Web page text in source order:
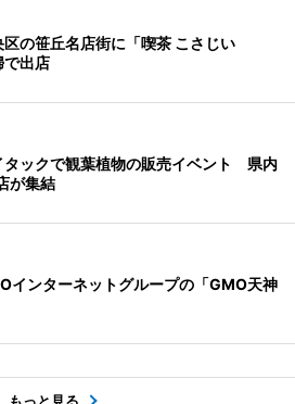
の笹丘名店街に「喫茶 こさじい
出店
タックで観葉植物の販売イベント 県内
が集結
インターネットグループの「GMO天神
もっと見る